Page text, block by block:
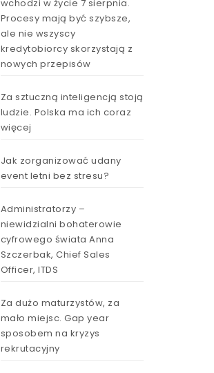
wchodzi w życie 7 sierpnia.
Procesy mają być szybsze,
ale nie wszyscy
kredytobiorcy skorzystają z
nowych przepisów
Za sztuczną inteligencją stoją
ludzie. Polska ma ich coraz
więcej
Jak zorganizować udany
event letni bez stresu?
Administratorzy –
niewidzialni bohaterowie
cyfrowego świata Anna
Szczerbak, Chief Sales
Officer, ITDS
Za dużo maturzystów, za
mało miejsc. Gap year
sposobem na kryzys
rekrutacyjny